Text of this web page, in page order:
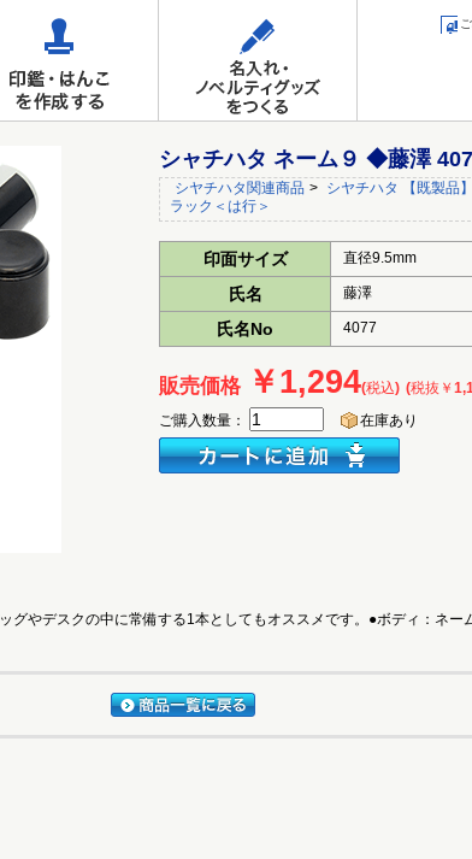
シャチハタ ネーム９ ◆藤澤
シヤチハタ関連商品 > シヤチハタ 【既製品
ラック＜は行＞
印面サイズ 直径9.5mm
氏名 藤澤
氏名No 4077
販売価格 ￥1,294(税込) (税抜￥
ご購入数量： 在庫あり
グやデスクの中に常備する1本としてもオススメです。●ボディ：ネ